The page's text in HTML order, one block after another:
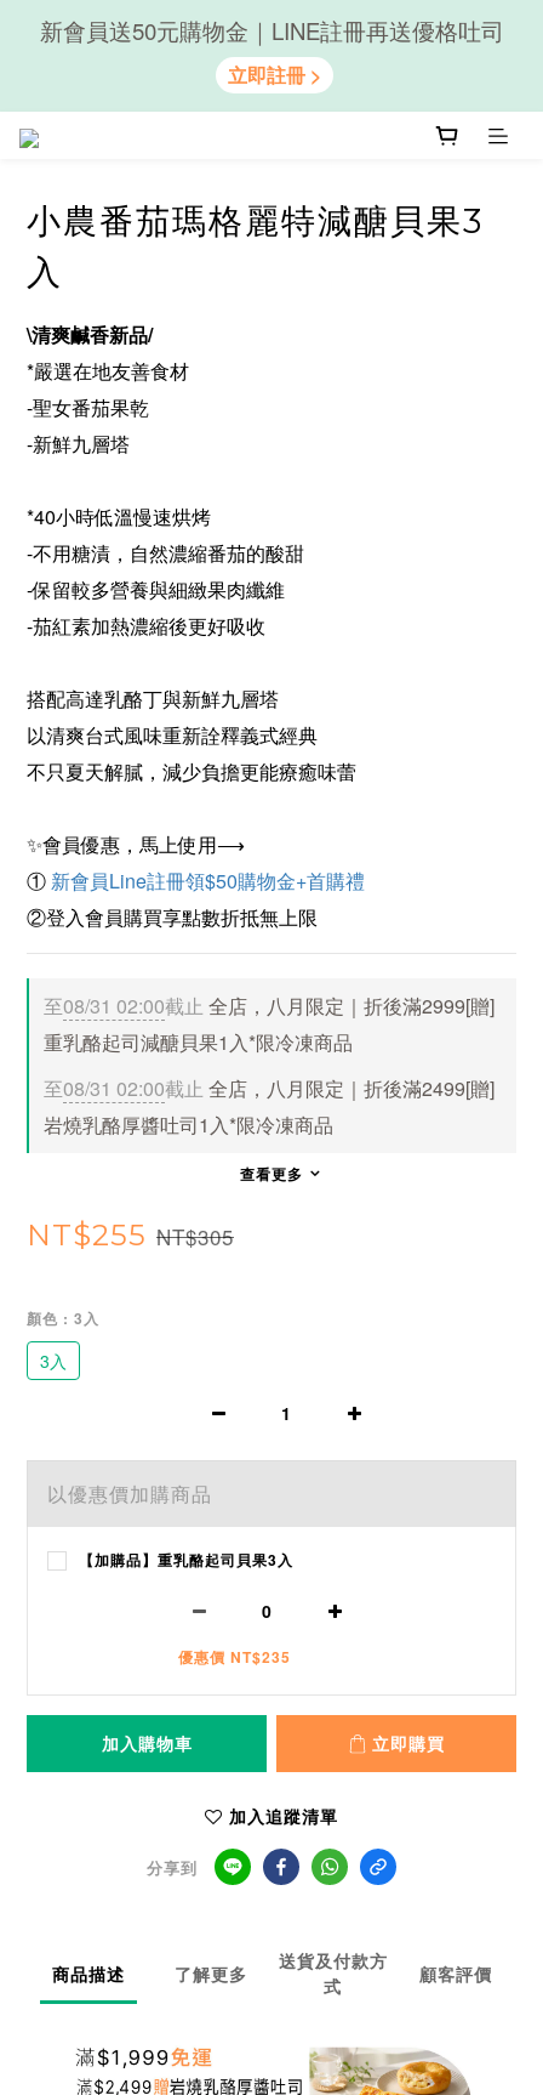
隨心享受｜貝果任選6組$899
小農番茄瑪格麗特減醣貝果3
入
\清爽鹹香新品/
*嚴選在地友善食材
-聖女番茄果乾
-新鮮九層塔
*40小時低溫慢速烘烤
-不用糖漬，自然濃縮番茄的酸甜
-保留較多營養與細緻果肉纖維
-茄紅素加熱濃縮後更好吸收
搭配高達乳酪丁與新鮮九層塔
以清爽台式風味重新詮釋義式經典
不只夏天解膩，減少負擔更能療癒味蕾
✨會員優惠，馬上使用⟶
① 新會員Line註冊領$50購物金+首購禮
②登入會員購買享點數折抵無上限
至08/31 02:00截止 全店，八月限定｜折後滿2999[贈]
重乳酪起司減醣貝果1入*限冷凍商品
至08/31 02:00截止 全店，八月限定｜折後滿2499[贈]
岩燒乳酪厚醬吐司1入*限冷凍商品
查看更多
NT$255 NT$305
顏色 : 3入
3入
以優惠價加購商品
【加購品】重乳酪起司貝果3入
優惠價 NT$235
加入購物車 立即購買
加入追蹤清單
分享到
商品描述 了解更多
送貨及付款方
式
顧客評價